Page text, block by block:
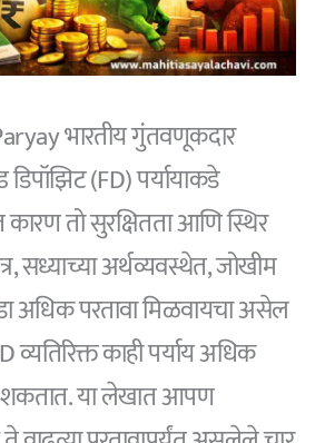
भारतीय गुंतवणूकदार
(FD) पर्यायाकडे
तो सुरक्षितता आणि स्थिर
सध्याच्या अर्थव्यवस्थेत, जोखीम
अधिक परतावा मिळवायचा असेल
व्यतिरिक्त काही पर्याय अधिक
या लेखात आपण